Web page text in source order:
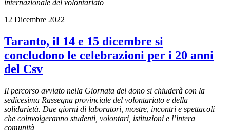
internazionale del volontariato
12 Dicembre 2022
Taranto, il 14 e 15 dicembre si
concludono le celebrazioni per i 20 anni
del Csv
Il percorso avviato nella Giornata del dono si chiuderà con la
sedicesima Rassegna provinciale del volontariato e della
solidarietà. Due giorni di laboratori, mostre, incontri e spettacoli
che coinvolgeranno studenti, volontari, istituzioni e l’intera
comunità